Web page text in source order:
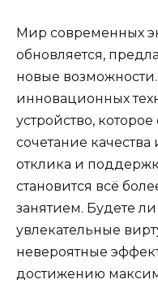
Мир современных
обновляется,
новые
инновационных
устройство,
сочетание
отклика и
становится всё
занятием. Будете
увлекательные
невероятные
достижению